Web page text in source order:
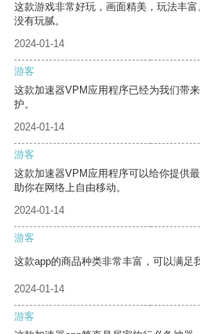
这款游戏非常好玩，画面精美，玩法丰
没有玩腻。
2024-01-14
游客
这款加速器VPM应用程序已经为我们带
护。
2024-01-14
游客
这款加速器VPM应用程序可以给你提供
助你在网络上自由移动。
2024-01-14
游客
这款app的商品种类非常丰富，可以满足
2024-01-14
游客